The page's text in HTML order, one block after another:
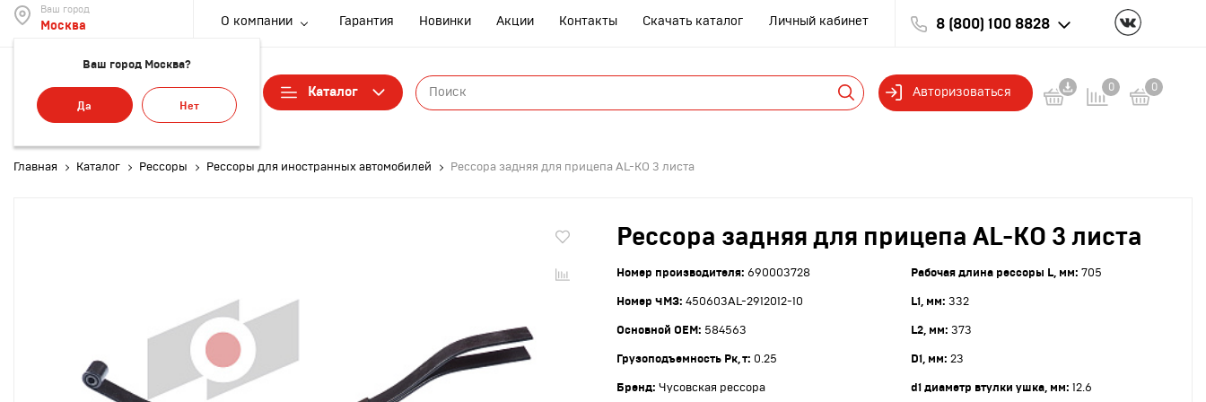
Ваш город
Москва
Ваш город Москва?
Да Нет
О компании Гарантия Новинки Акции Контакты Скачать каталог Личный кабинет 8 (800) 100 8828
Каталог
Сайлентблоки
Авторизоваться 0 0
Главная Каталог Рессоры Рессоры для иностранных автомобилей Рессора задняя для прицепа AL-KO 3 листа
Рессора задняя для прицепа AL-KO 3 листа
Номер производителя: 690003728
Номер ЧМЗ: 450603AL-2912012-10
Основной ОЕМ: 584563
Грузоподъемность Рк, т: 0.25
Бренд: Чусовская рессора
Рабочая длина рессоры L, мм: 705
L1, мм: 332
L2, мм: 373
D1, мм: 23
d1 диаметр втулки ушка, мм: 12.6